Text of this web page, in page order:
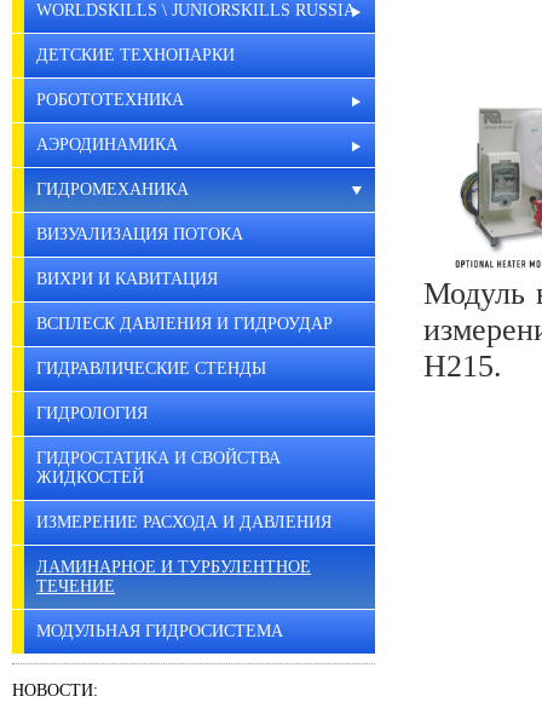
WORLDSKILLS \ JUNIORSKILLS RUSSIA
ДЕТСКИЕ ТЕХНОПАРКИ
РОБОТОТЕХНИКА
АЭРОДИНАМИКА
ГИДРОМЕХАНИКА
ВИЗУАЛИЗАЦИЯ ПОТОКА
ВИХРИ И КАВИТАЦИЯ
ВСПЛЕСК ДАВЛЕНИЯ И ГИДРОУДАР
ГИДРАВЛИЧЕСКИЕ СТЕНДЫ
ГИДРОЛОГИЯ
ГИДРОСТАТИКА И СВОЙСТВА
ЖИДКОСТЕЙ
ИЗМЕРЕНИЕ РАСХОДА И ДАВЛЕНИЯ
ЛАМИНАРНОЕ И ТУРБУЛЕНТНОЕ
ТЕЧЕНИЕ
МОДУЛЬНАЯ ГИДРОСИСТЕМА
НОВОСТИ:
Модуль
H215.